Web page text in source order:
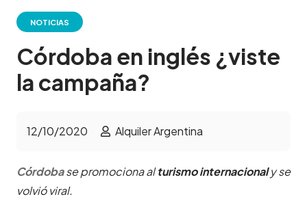
NOTICIAS
Córdoba en inglés ¿viste
la campaña?
12/10/2020 Alquiler Argentina
Córdobase promociona alturismo internacionaly se
volvió viral.